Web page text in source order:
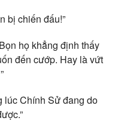
bị chiến đấu!”
họ khẳng định thấy
đến cướp. Hay là vứt
lúc Chính Sử đang do